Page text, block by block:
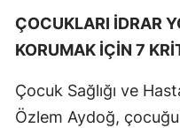
ÇOCUKLARI İDRAR
KORUMAK İÇİN 7
Çocuk Sağlığı ve
Özlem Aydoğ,